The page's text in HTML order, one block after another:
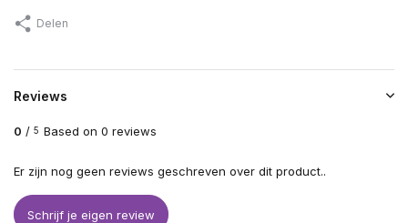
Delen
Reviews
0 / 5 Based on 0 reviews
Er zijn nog geen reviews geschreven over dit product..
Schrijf je eigen review